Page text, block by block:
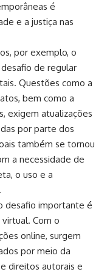
é
e a justiça nas
por exemplo, o
de regular
Questões como a
bem como a
exigem atualizações
por parte dos
também se tornou
a necessidade de
o uso e a
desafio importante é
Com o
online, surgem
por meio da
direitos autorais e